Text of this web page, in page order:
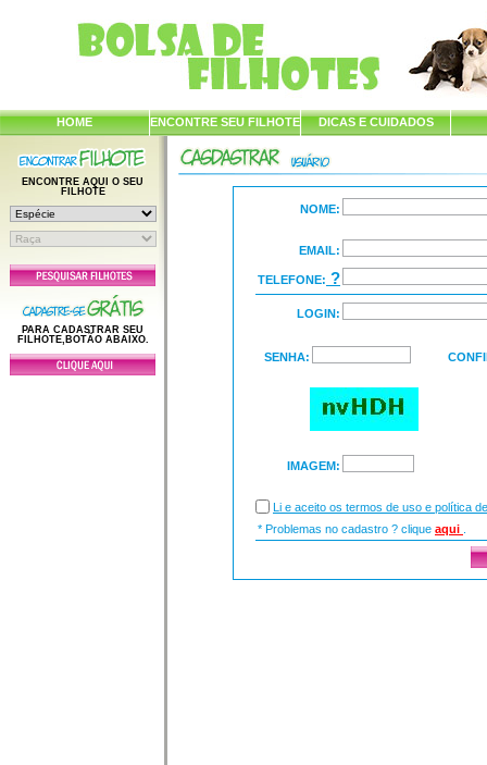
HOME ENCONTRE SEU FILHOTE DICAS E CUIDADOS
ENCONTRE AQUI O SEU
FILHOTE
PARA CADASTRAR SEU
FILHOTE,BOTÃO ABAIXO.
NOME:
EMAIL:
TELEFONE: ?
LOGIN:
SENHA:
IMAGEM:
Li e aceito os termos de uso e política
* Problemas no cadastro ? clique aqui